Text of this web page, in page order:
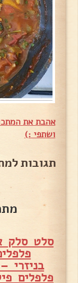
אהבת את
ושתפי :)
תגובות
סלט סלק
בניזרי
פלפלים